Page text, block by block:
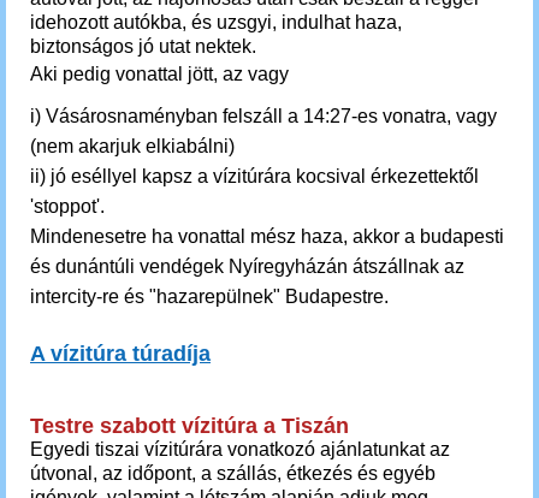
idehozott autókba, és uzsgyi, indulhat haza,
biztonságos jó utat nektek.
Aki pedig vonattal jött, az vagy
i) Vásárosnaményban felszáll a 14:27-es vonatra, vagy
(nem akarjuk elkiabálni)
ii) jó eséllyel kapsz a vízitúrára kocsival érkezettektől
'stoppot'.
Mindenesetre ha vonattal mész haza, akkor a budapesti
és dunántúli vendégek Nyíregyházán átszállnak az
intercity-re és "hazarepülnek" Budapestre.
A vízitúra túradíja
Testre szabott vízitúra a Tiszán
Egyedi tiszai vízitúrára vonatkozó ajánlatunkat az
útvonal, az időpont, a szállás, étkezés és egyéb